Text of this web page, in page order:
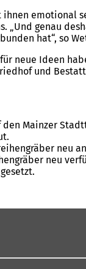
„Und genau
hat“, so
neue Ideen
und
Mainzer
neu
neu